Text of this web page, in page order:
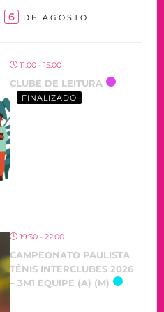
6 DE AGOSTO
11:00 - 15:00
CLUBE DE LEITURA
FINALIZADO
19:30 - 22:00
CAMPEONATO PAULISTA
TÊNIS INTERCLUBES 2026
– 3M1 EQUIPE (A) (M)